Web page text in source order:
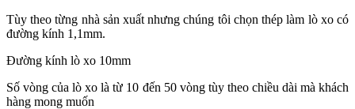
Tùy theo từng nhà sản xuất nhưng chúng tôi chọn thép làm lò xo có
đường kính 1,1mm.
Đường kính lò xo 10mm
Số vòng của lò xo là từ 10 đến 50 vòng tùy theo chiều dài mà khách
hàng mong muốn